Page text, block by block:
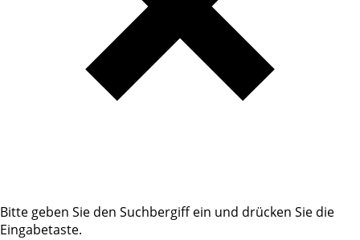
Bitte geben Sie den Suchbergiff ein und drücken Sie die
Eingabetaste.